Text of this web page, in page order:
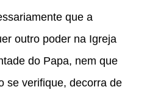
que a
outro poder na Igreja
do Papa, nem que
se verifique, decorra de